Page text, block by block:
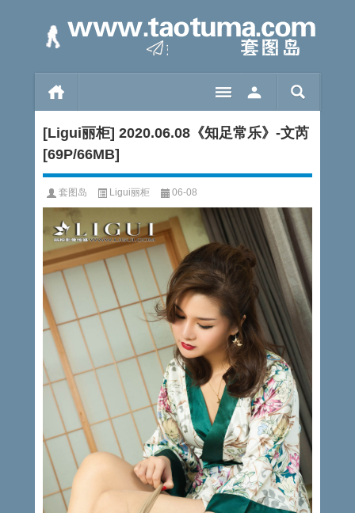
[Ligui丽柜] 2020.06.08《知足常乐》-文芮
[69P/66MB]
套图岛 Ligui丽柜 06-08